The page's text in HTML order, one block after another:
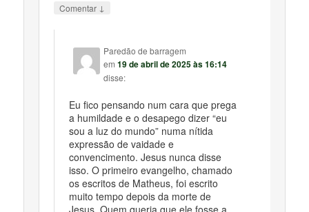
Comentar ↓
Paredão de barragem
em19 de abril de 2025 às 16:14
disse:
Eu fico pensando num cara que prega
a humildade e o desapego dizer “eu
sou a luz do mundo” numa nítida
expressão de vaidade e
convencimento. Jesus nunca disse
isso. O primeiro evangelho, chamado
os escritos de Matheus, foi escrito
muito tempo depois da morte de